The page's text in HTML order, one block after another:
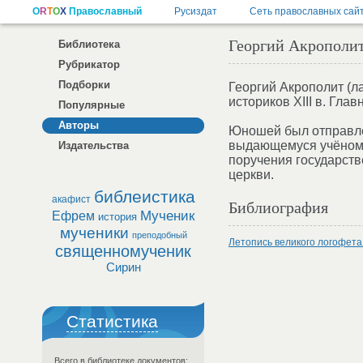
Библиотека
Рубрикатор
Подборки
Популярные
Авторы
Издательства
акафист библеистика
Ефрем история Мученик
мученики преподобный
священномученик
Сирин
Статистика
Всего в библиотеке документов:
Георгий
Георгий Акрополит
историков XIII в.
Юношей был
выдающемуся
поручения
церкви.
Библиография
Летопись великого